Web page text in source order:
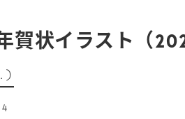
賀状イラスト（